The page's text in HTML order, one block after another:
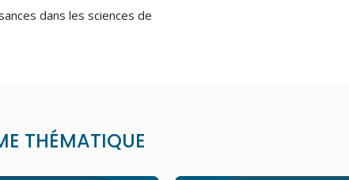
s dans les sciences de
THÉMATIQUE